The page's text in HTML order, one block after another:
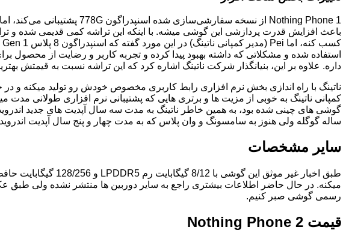
استفاده شده و مشکلاتی که داشته بهبود پیدا کرده و تجربه کاربر و رضایت از محصول
داره. علاوه بر این، بنیانگذار شرکت ناتینگ اشاره کرد که این تراشه نسبت به قیمتش
کمپانی ناتینگ به خوبی از مزیت ها و برتری هایی که پشتیبانی نرم افزاری طولانی
گوشی های چینی شده بود، به همین خاطر ناتینگ به مدت سه سال آپدیت های جدید
ساله گوگله ولی هنوز به سامسونگ و وان پلاس که به مدت چهار و پنج سال آپدیت
سایر مشخصات
میکنه. در حال حاضر اطلاعات بیشتری راجع به سایر دوربین ها منتشر نشده ولی طبق
رسمی گوشی صبر کنیم.
قیمت Nothing Phone 2